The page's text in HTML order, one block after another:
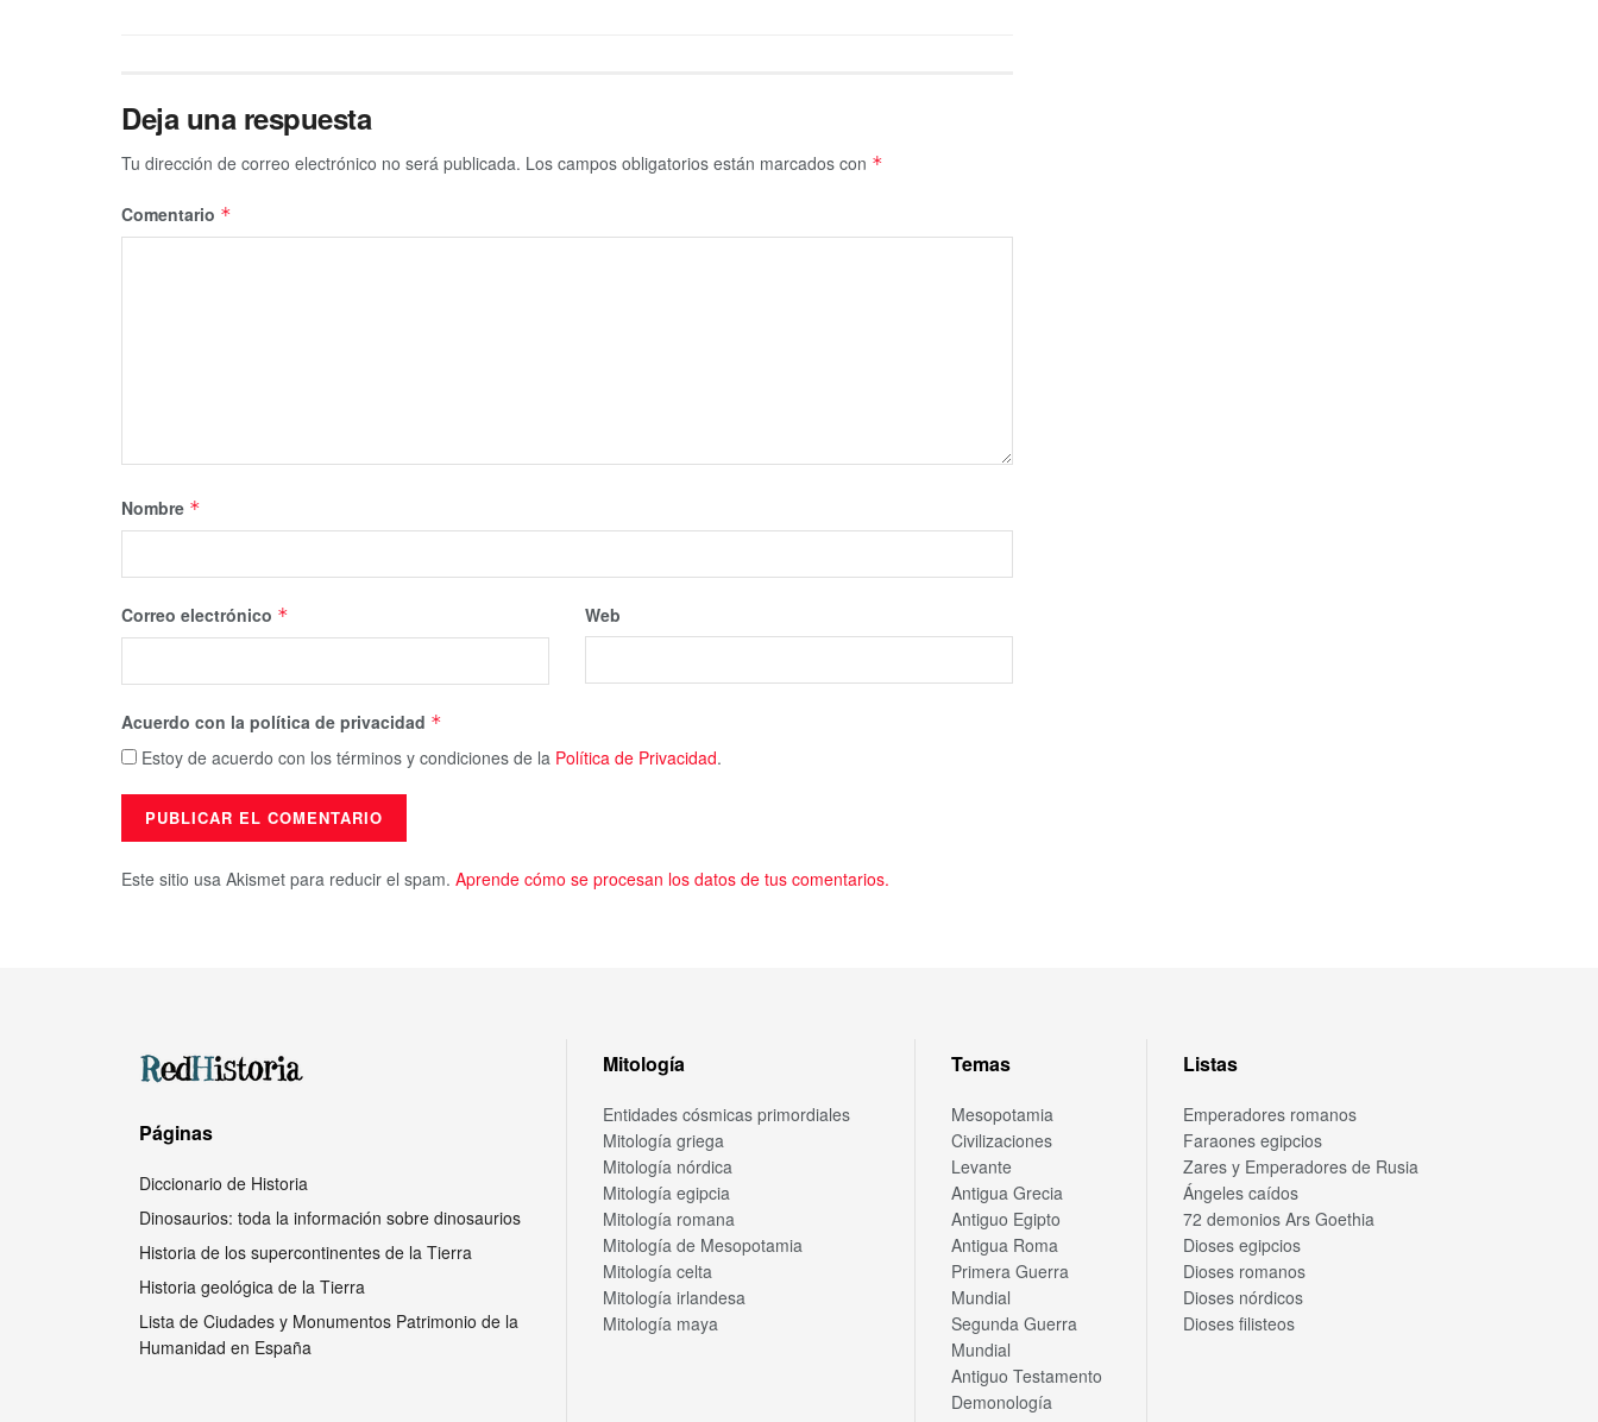
Deja una respuesta
Tu dirección de correo electrónico no será publicada. Los campos obligatorios están marcados con *
Comentario *
Nombre *
Correo electrónico * Web
Acuerdo con la política de privacidad *
Estoy de acuerdo con los términos y condiciones de la Política de Privacidad.
Este sitio usa Akismet para reducir el spam. Aprende cómo se procesan los datos de tus comentarios.
Páginas
Diccionario de Historia
Dinosaurios: toda la información sobre dinosaurios
Historia de los supercontinentes de la Tierra
Historia geológica de la Tierra
Lista de Ciudades y Monumentos Patrimonio de la
Humanidad en España
Mitología
Entidades cósmicas primordiales
Mitología griega
Mitología nórdica
Mitología egipcia
Mitología romana
Mitología de Mesopotamia
Mitología celta
Mitología irlandesa
Mitología maya
Temas
Mesopotamia
Civilizaciones
Levante
Antigua Grecia
Antiguo Egipto
Antigua Roma
Primera Guerra
Mundial
Segunda Guerra
Mundial
Antiguo Testamento
Demonología
Listas
Emperadores romanos
Faraones egipcios
Zares y Emperadores de Rusia
Ángeles caídos
72 demonios Ars Goethia
Dioses egipcios
Dioses romanos
Dioses nórdicos
Dioses filisteos